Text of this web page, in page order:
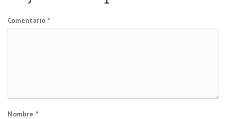
Comentario *
Nombre *